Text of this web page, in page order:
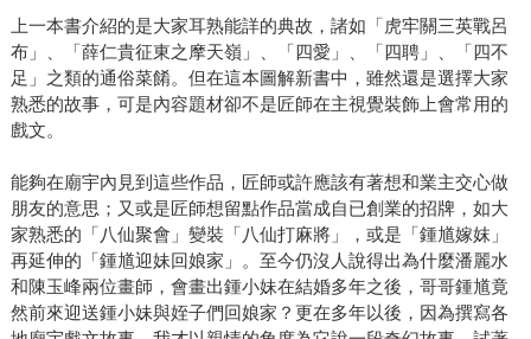
上一本書介紹的是大家耳熟能詳的典故，諸如「虎牢關三英戰呂
布」、「薛仁貴征東之摩天嶺」、「四愛」、「四聘」、「四不
足」之類的通俗菜餚。但在這本圖解新書中，雖然還是選擇大家
熟悉的故事，可是內容題材卻不是匠師在主視覺裝飾上會常用的
戲文。
能夠在廟宇內見到這些作品，匠師或許應該有著想和業主交心做
朋友的意思；又或是匠師想留點作品當成自已創業的招牌，如大
家熟悉的「八仙聚會」變裝「八仙打麻將」，或是「鍾馗嫁妺」
再延伸的「鍾馗迎妹回娘家」。至今仍沒人說得出為什麼潘麗水
和陳玉峰兩位畫師，會畫出鍾小妹在結婚多年之後，哥哥鍾馗竟
然前來迎送鍾小妹與姪子們回娘家？更在多年以後，因為撰寫各